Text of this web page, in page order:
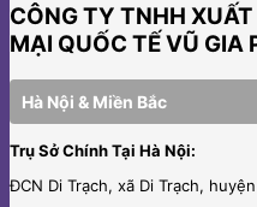
CÔNG TY TNHH
MẠI QUỐC TẾ VŨ GIA
Hà Nội & Miền Bắc
Trụ Sở Chính Tại Hà Nội:
ĐCN Di Trạch, xã Di Trạch,